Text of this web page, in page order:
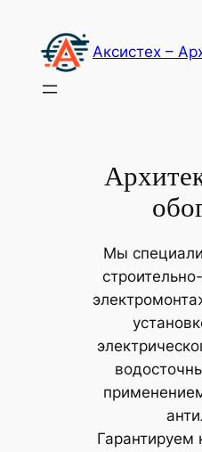
содержимому
Акcистех –
Мы
Гарантируем